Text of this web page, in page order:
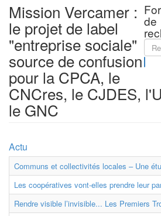
de
Mission Vercamer :
le projet de label
"entreprise sociale"
source de confusion
pour la CPCA, le
CNCres, le CJDES,
le GNC
Actu
Communs et collectivités locales – Une
Les coopératives vont-elles prendre leur
Rendre visible l’invisible... Les Premiers